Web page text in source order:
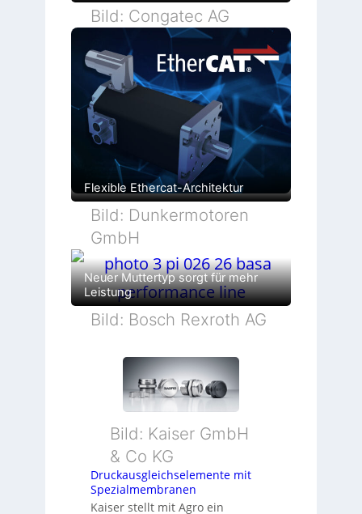
Bild: Congatec AG
Flexible Ethercat-Architektur
Bild: Dunkermotoren
GmbH
Neuer Muttertyp sorgt für mehr
Leistung
Bild: Bosch Rexroth AG
Bild: Kaiser GmbH
& Co KG
Druckausgleichselemente mit
Spezialmembranen
Kaiser stellt mit Agro ein